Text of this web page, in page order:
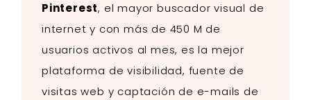
Pinterest, el mayor buscador visual de
internet y con más de 450 M de
usuarios activos al mes, es la mejor
plataforma devisibilidad, fuente de
visitas web y captación de e-mails de